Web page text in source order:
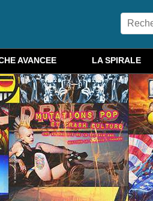
AVANCEE LA SPIRALE